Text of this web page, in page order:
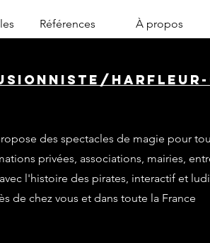
Références À propos
harfleur-
des spectacles de magie pour
privées, associations, mairies,
l'histoire des pirates, interactif et
de chez vous et dans toute la France